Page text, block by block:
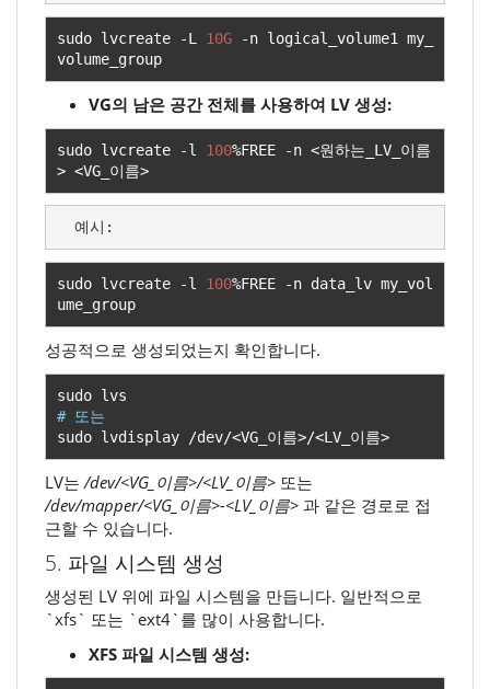
sudo lvcreate -L 10G -n logical_volume1 my_
volume_group
VG의 남은 공간 전체를 사용하여 LV 생성:
sudo lvcreate -l 100%FREE -n <원하는 _LV_ 이름
> <VG_ 이름>
  예시:
sudo lvcreate -l 100%FREE -n data_lv my_vol
ume_group
성공적으로 생성되었는지 확인합니다.
# 또는
sudo lvdisplay
/dev/<VG_ 이름>/<LV_ 이름>
LV는/dev/<VG_이름>/<LV_이름> 또는
/dev/mapper/<VG_이름>-<LV_이름> 과 같은 경로로 접
근할 수 있습니다.
5. 파일 시스템 생성
생성된 LV 위에 파일 시스템을 만듭니다. 일반적으로
`xfs` 또는 `ext4`를 많이 사용합니다.
XFS 파일 시스템 생성: